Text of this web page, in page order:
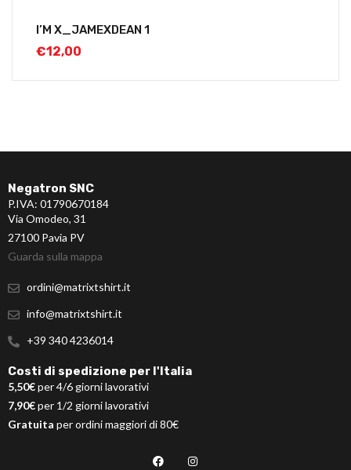
I’M X_JAMEXDEAN 1
€12,00
Negatron SNC
P.IVA: 01790670184
Via Omodeo, 31
27100 Pavia PV
Guarda sulla mappa
ordini@matrixtshirt.it
info@matrixtshirt.it
+39 340 4236014
Costi di spedizione per l'Italia
5,50€per 4/6 giorni lavorativi
7,90€per 1/2 giorni lavorativi
Gratuita per ordini maggiori di 80€